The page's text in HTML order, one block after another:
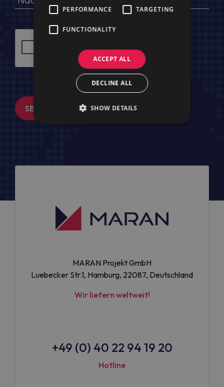
SENDEN
MARAN Projekt GmbH
Luebecker Str.1, Hamburg, 22087, Deutschland
Wir liefern weltweit!
+49 (0) 40 22 94 19 20
Hotline
PERFORMANCE TARGETING
FUNCTIONALITY
ACCEPT ALL
DECLINE ALL
SHOW DETAILS